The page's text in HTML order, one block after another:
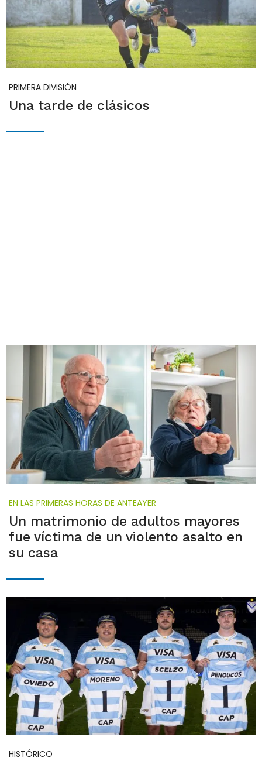
PRIMERA DIVISIÓN
Una tarde de clásicos
EN LAS PRIMERAS HORAS DE ANTEAYER
Un matrimonio de adultos mayores
fue víctima de un violento asalto en
su casa
HISTÓRICO